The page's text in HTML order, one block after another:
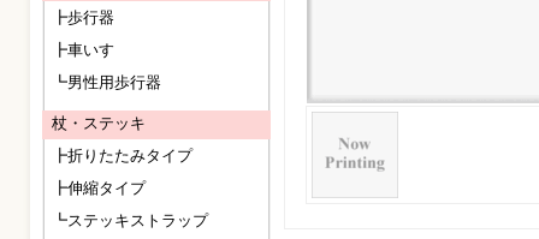
┣歩行器
┣車いす
┗男性用歩行器
杖・ステッキ
┣折りたたみタイプ
┣伸縮タイプ
┗ステッキストラップ